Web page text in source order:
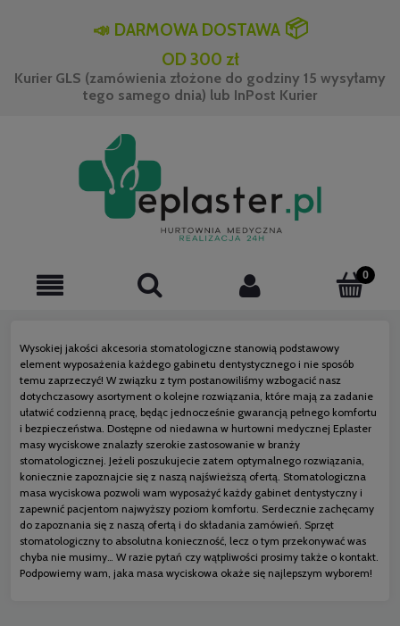
📣 DARMOWA DOSTAWA📦
OD 300 zł
Kurier GLS (zamówienia złożone do godziny 15 wysyłamy
tego samego dnia) lub InPost Kurier
Wysokiej jakości akcesoria stomatologiczne stanowią podstawowy
element wyposażenia każdego gabinetu dentystycznego i nie sposób
temu zaprzeczyć! W związku z tym postanowiliśmy wzbogacić nasz
dotychczasowy asortyment o kolejne rozwiązania, które mają za zadanie
ułatwić codzienną pracę, będąc jednocześnie gwarancją pełnego komfortu
i bezpieczeństwa. Dostępne od niedawna w hurtowni medycznej Eplaster
masy wyciskowe znalazły szerokie zastosowanie w branży
stomatologicznej. Jeżeli poszukujecie zatem optymalnego rozwiązania,
koniecznie zapoznajcie się z naszą najświeższą ofertą. Stomatologiczna
masa wyciskowa pozwoli wam wyposażyć każdy gabinet dentystyczny i
zapewnić pacjentom najwyższy poziom komfortu. Serdecznie zachęcamy
do zapoznania się z naszą ofertą i do składania zamówień. Sprzęt
stomatologiczny to absolutna konieczność, lecz o tym przekonywać was
chyba nie musimy… W razie pytań czy wątpliwości prosimy także o kontakt.
Podpowiemy wam, jaka masa wyciskowa okaże się najlepszym wyborem!